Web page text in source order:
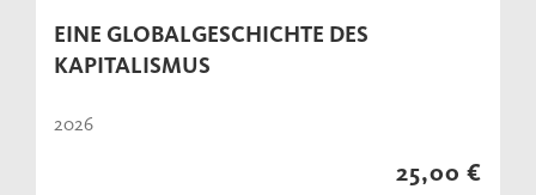
EINE GLOBALGESCHICHTE DES
KAPITALISMUS
2026
25,00 €